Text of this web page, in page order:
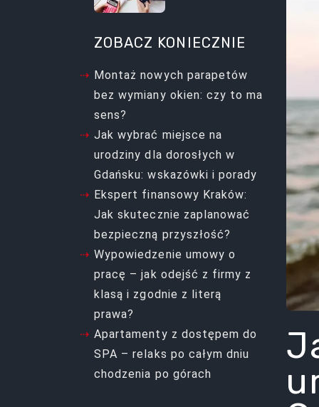
ZOBACZ KONIECZNIE
Montaż nowych parapetów
bez wymiany okien: czy to ma
sens?
Jak wybrać miejsce na
urodziny dla dorosłych w
Gdańsku: wskazówki i porady
Ekspert finansowy Kraków:
Jak skutecznie zaplanować
bezpieczną przyszłość?
Wypowiedzenie umowy o
pracę – jak odejść z firmy z
klasą i zgodnie z literą
prawa?
Apartamenty z dostępem do
SPA – relaks po całym dniu
chodzenia po górach